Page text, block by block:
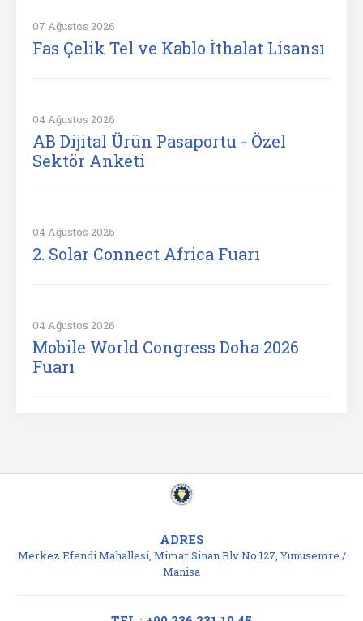
07 Ağustos 2026
Fas Çelik Tel ve Kablo İthalat Lisansı
04 Ağustos 2026
AB Dijital Ürün Pasaportu - Özel
Sektör Anketi
04 Ağustos 2026
2. Solar Connect Africa Fuarı
04 Ağustos 2026
Mobile World Congress Doha 2026
Fuarı
ADRES
Merkez Efendi Mahallesi, Mimar Sinan Blv No:127, Yunusemre /
Manisa